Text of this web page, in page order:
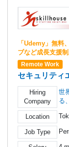
「Udemy」無料
ブなど成長支援
Remote Work
セキュリティ
Hiring
Company
世
る
Location
Job Type